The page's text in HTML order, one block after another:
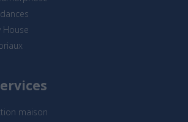
House
maison